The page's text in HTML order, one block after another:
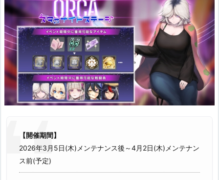
【開催期間】
2026年3月5日(木)メンテナンス後～4月2日(木)メンテナン
ス前(予定)